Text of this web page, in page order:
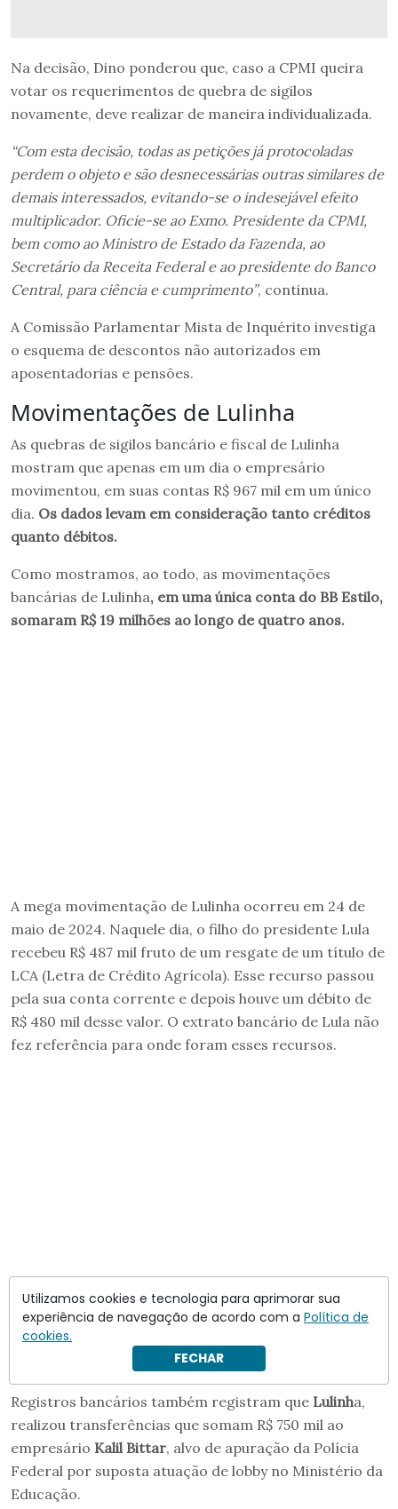
Na decisão, Dino ponderou que, caso a CPMI queira
votar os requerimentos de quebra de sigilos
novamente, deve realizar de maneira individualizada.
“Com esta decisão, todas as petições já protocoladas
perdem o objeto e são desnecessárias outras similares de
demais interessados, evitando-se o indesejável efeito
multiplicador. Oficie-se ao Exmo. Presidente da CPMI,
bem como ao Ministro de Estado da Fazenda, ao
Secretário da Receita Federal e ao presidente do Banco
Central, para ciência e cumprimento”, continua.
A Comissão Parlamentar Mista de Inquérito investiga
o esquema de descontos não autorizados em
aposentadorias e pensões.
Movimentações de Lulinha
As quebras de sigilos bancário e fiscal de Lulinha
mostram que apenas em um dia o empresário
movimentou, em suas contas R$ 967 mil em um único
dia. Os dados levam em consideração tanto créditos
quanto débitos.
Como mostramos, ao todo, as movimentações
bancárias de Lulinha, em uma única conta do BB Estilo,
somaram R$ 19 milhões ao longo de quatro anos.
A mega movimentação de Lulinha ocorreu em 24 de
maio de 2024. Naquele dia, o filho do presidente Lula
recebeu R$ 487 mil fruto de um resgate de um título de
LCA (Letra de Crédito Agrícola). Esse recurso passou
pela sua conta corrente e depois houve um débito de
R$ 480 mil desse valor. O extrato bancário de Lula não
fez referência para onde foram esses recursos.
Registros bancários também registram que Lulinha,
realizou transferências que somam R$ 750 mil ao
empresário Kalil Bittar, alvo de apuração da Polícia
Federal por suposta atuação de lobby no Ministério da
Educação.
Utilizamos cookies e tecnologia para aprimorar sua
experiência de navegação de acordo com a Política de
cookies.
FECHAR